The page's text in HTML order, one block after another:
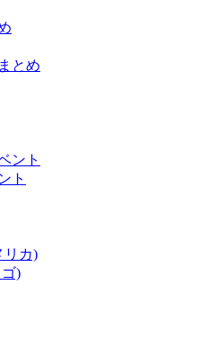
とめ
ント
ト
リカ)
)